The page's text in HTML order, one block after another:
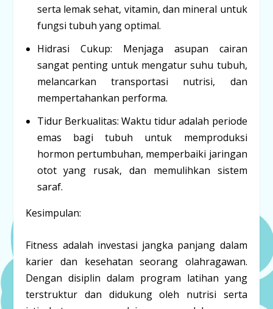
serta lemak sehat, vitamin, dan mineral untuk
fungsi tubuh yang optimal.
Hidrasi Cukup: Menjaga asupan cairan
sangat penting untuk mengatur suhu tubuh,
melancarkan transportasi nutrisi, dan
mempertahankan performa.
Tidur Berkualitas: Waktu tidur adalah periode
emas bagi tubuh untuk memproduksi
hormon pertumbuhan, memperbaiki jaringan
otot yang rusak, dan memulihkan sistem
saraf.
Kesimpulan:
Fitness adalah investasi jangka panjang dalam
karier dan kesehatan seorang olahragawan.
Dengan disiplin dalam program latihan yang
terstruktur dan didukung oleh nutrisi serta